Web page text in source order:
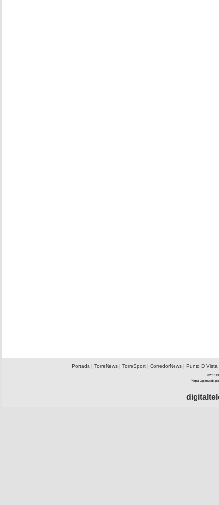
Portada | TorreNews| TorreSport| CorredorNews| Punto D Vista
©2010 El
Página Optimizada